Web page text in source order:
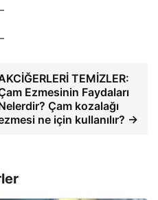
TEMİZLER:
Ezmesinin Faydaları
Çam kozalağı
ne için kullanılır? →